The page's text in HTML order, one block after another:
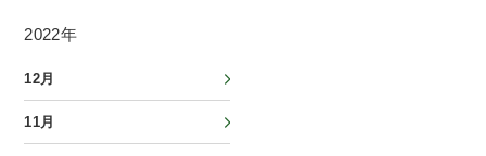
2022年
12月
11月